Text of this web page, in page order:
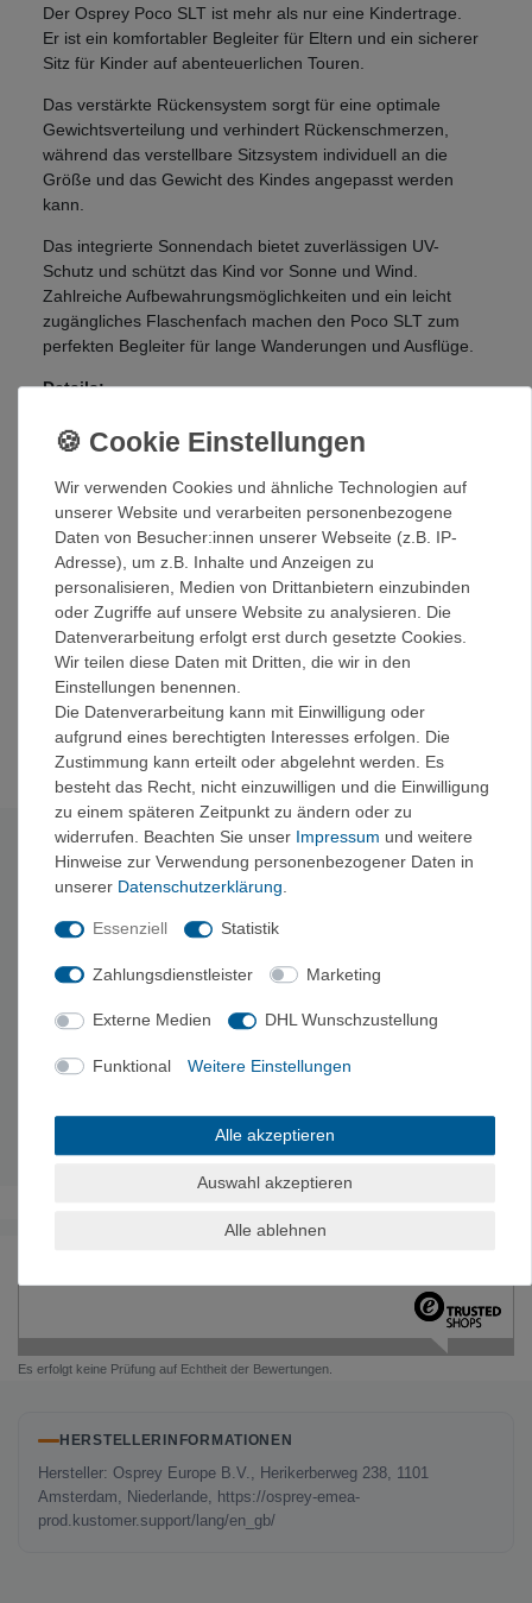
Der Osprey Poco SLT ist mehr als nur eine Kindertrage.
Er ist ein komfortabler Begleiter für Eltern und ein sicherer
Sitz für Kinder auf abenteuerlichen Touren.
Das verstärkte Rückensystem sorgt für eine optimale
Gewichtsverteilung und verhindert Rückenschmerzen,
während das verstellbare Sitzsystem individuell an die
Größe und das Gewicht des Kindes angepasst werden
kann.
Das integrierte Sonnendach bietet zuverlässigen UV-
Schutz und schützt das Kind vor Sonne und Wind.
Zahlreiche Aufbewahrungsmöglichkeiten und ein leicht
zugängliches Flaschenfach machen den Poco SLT zum
perfekten Begleiter für lange Wanderungen und Ausflüge.
Details:
AirScape™-Rückenteil für maximale Belüftung und
Komfort
Obere Reißverschlusstasche mit Schlüsselclip
Unteres Staufach mit Reißverschluss
Oberer und seitlicher Griff
Platzhylstasche
Patentierter, leichter, zusammenklappbarer und
verriegelbarer Rahmen
Verstellbare Rückenlänge für verschiedene
Körpertypen
Patentierter, zusammenklappbarer Rahmen
Kompatibel mit Ospreys Poco™ LT Sunshade
Sonnenschutz
(nicht enthalten)
Technische Daten
polyamide, DWR treatment made without PFAS
maximales Kindergewicht:
18.00 kg
Volumen:
22 L
Rückenlänge von:38 cm
Tiefe: 12 cm
Höhe:75 cm
Es erfolgt keine Prüfung auf Echtheit der Bewertungen.
HERSTELLERINFORMATIONEN
Hersteller: Osprey Europe B.V., Herikerberweg 238, 1101
Amsterdam, Niederlande, https://osprey-emea-
prod.kustomer.support/lang/en_gb/
Wir verwenden Cookies und ähnliche Technologien auf
unserer Website und verarbeiten personenbezogene
Daten von Besucher:innen unserer Webseite (z.B. IP-
Adresse), um z.B. Inhalte und Anzeigen zu
personalisieren, Medien von Drittanbietern einzubinden
oder Zugriffe auf unsere Website zu analysieren. Die
Datenverarbeitung erfolgt erst durch gesetzte Cookies.
Wir teilen diese Daten mit Dritten, die wir in den
Einstellungen benennen.
Die Datenverarbeitung kann mit Einwilligung oder
aufgrund eines berechtigten Interesses erfolgen. Die
Zustimmung kann erteilt oder abgelehnt werden. Es
besteht das Recht, nicht einzuwilligen und die Einwilligung
zu einem späteren Zeitpunkt zu ändern oder zu
widerrufen. Beachten Sie unser Impressum und weitere
Hinweise zur Verwendung personenbezogener Daten in
unserer Daten­schutz­erklärung.
Essenziell Statistik
Zahlungsdienstleister Marketing
Externe Medien DHL Wunschzustellung
Funktional Weitere Einstellungen
Alle akzeptieren
Auswahl akzeptieren
Alle ablehnen